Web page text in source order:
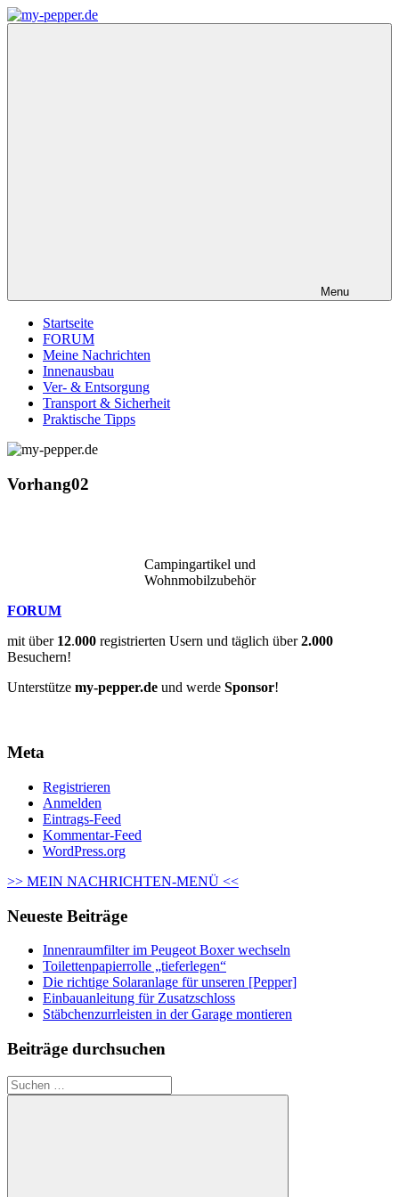
Zum
Inhalt
Menu
Startseite
FORUM
Meine Nachrichten
Innenausbau
Ver- & Entsorgung
Transport & Sicherheit
Praktische Tipps
Vorhang02
Campingartikel und
Wohnmobilzubehör
FORUM
mit über 12.000 registrierten Usern und täglich über2.000
Besuchern!
Unterstütze my-pepper.de und werde Sponsor!
Meta
Registrieren
Anmelden
Eintrags-Feed
Kommentar-Feed
WordPress.org
>> MEIN NACHRICHTEN-MENÜ <<
Neueste Beiträge
Innenraumfilter im Peugeot Boxer wechseln
Toilettenpapierrolle „tieferlegen“
Die richtige Solaranlage für unseren [Pepper]
Einbauanleitung für Zusatzschloss
Stäbchenzurrleisten in der Garage montieren
Beiträge durchsuchen
Suchen
nach: